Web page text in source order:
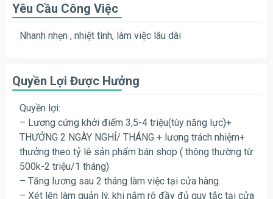
Yêu Cầu Công Việc
Nhanh nhẹn , nhiệt tình, làm việc lâu dài
Quyền Lợi Được Hưởng
Quyền lợi:
– Lương cứng khởi điểm 3,5-4 triệu(tùy năng lực)+
THƯỞNG 2 NGÀY NGHỈ/ THÁNG + lương trách nhiệm+
thưởng theo tỷ lê sản phẩm bán shop ( thông thường từ
500k-2 triệu/1 tháng)
– Tăng lương sau 2 tháng làm việc tại cửa hàng.
– Xét lên làm quản lý, khi nắm rõ đầy đủ quy tắc tại cửa